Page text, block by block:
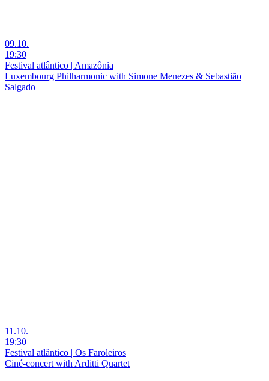
09.10.
19:30
Festival atlântico | Amazônia
Luxembourg Philharmonic with Simone Menezes & Sebastião
Salgado
11.10.
19:30
Festival atlântico | Os Faroleiros
Ciné-concert with Arditti Quartet